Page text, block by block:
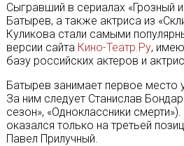
Сыгравший в сериалах «Грозный
Батырев, а также актриса из
Куликова стали самыми
версии сайта Кино-Театр.Ру,
базу российских актеров и
Батырев занимает первое место
За ним следует Станислав
сезон», «Одноклассники
оказался только на третьей
Павел Прилучный.